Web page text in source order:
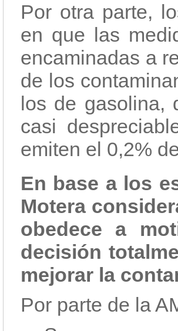
Por otra parte,
en que las
encaminadas a
de los
los de gasolina,
casi
emiten el 0,2%
En base a los
Motera
obedece a
decisión
mejorar la
Por parte de la